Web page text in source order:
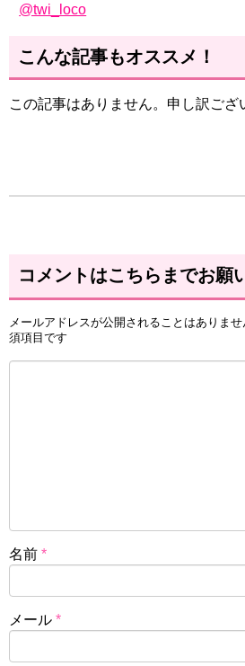
@twi_loco
こんな記事もオススメ！
この記事はありません。申し訳ござ
コメントはこちらまでお願
メールアドレスが公開されることはありませ
須項目です
名前 *
メール *